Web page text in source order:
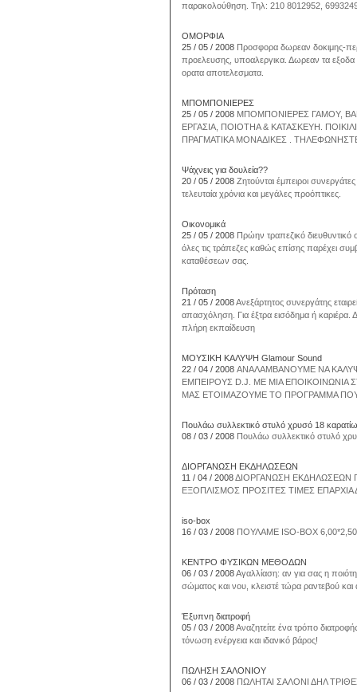
παρακολούθηση. Τηλ: 210 8012952,
ΟΜΟΡΦΙΑ
25 / 05 / 2008 Προσφορα δωρεαν δοκιμης-
προελευσης, υποαλεργικα. Δωρεαν τα εξοδα
ορατα αποτελεσματα.
ΜΠΟΜΠΟΝΙΕΡΕΣ
25 / 05 / 2008 ΜΠΟΜΠΟΝΙΕΡΕΣ ΓΑΜΟΥ,
ΕΡΓΑΣΙΑ, ΠΟΙΟΤΗΑ & ΚΑΤΑΣΚΕΥΗ.
ΠΡΑΓΜΑΤΙΚΑ ΜΟΝΑΔΙΚΕΣ .
Ψάχνεις για δουλεία??
20 / 05 / 2008 Ζητούνται έμπειροι
τελευταία χρόνια και μεγάλες προόπτικες.
Οικονομικά
25 / 05 / 2008 Πρώην τραπεζικό διευθυντικό
όλες τις τράπεζες καθώς επίσης παρέχει
καταθέσεων σας.
Πρόταση
21 / 05 / 2008Ανεξάρτητος συνεργάτης
απασχόληση. Για έξτρα εισόδημα ή καριέρα.
πλήρη εκπαίδευση
ΜΟΥΣΙΚΗ ΚΑΛΥΨΗ Glamour Sound
22 / 04 / 2008 ΑΝΑΛΑΜΒΑΝΟΥΜΕ ΝΑ
ΕΜΠΕΙΡΟΥΣ D.J. ΜΕ ΜΙΑ
ΜΑΣ ΕΤΟΙΜΑΖΟΥΜΕ ΤΟ ΠΡΟΓΡΑΜΜΑ
Πουλάω συλλεκτικό στυλό χρυσό 18
08 / 03 / 2008 Πουλάω συλλεκτικό στυλό
ΔΙΟΡΓΑΝΩΣΗ ΕΚΔΗΛΩΣΕΩΝ
11 / 04 / 2008ΔΙΟΡΓΑΝΩΣΗ ΕΚΔΗΛΩΣΕΩΝ
ΕΞΟΠΛΙΣΜΟΣ ΠΡΟΣΙΤΕΣ ΤΙΜΕΣ ΕΠΑΡΧΙΑ
iso-box
16 / 03 / 2008 ΠΟΥΛΑΜΕ ISO-BOX
ΚΕΝΤΡΟ ΦΥΣΙΚΩΝ ΜΕΘΟΔΩΝ
06 / 03 / 2008Αγαλλίαση: αν για σας η
σώματος και νου, κλειστέ τώρα ραντεβού
Έξυπνη διατροφή
05 / 03 / 2008Αναζητείτε ένα τρόπο
τόνωση ενέργεια και ιδανικό βάρος!
ΠΩΛΗΣΗ ΣΑΛΟΝΙΟΥ
06 / 03 / 2008 ΠΩΛΗΤΑΙ ΣΑΛΟΝΙ ΔΗΛ